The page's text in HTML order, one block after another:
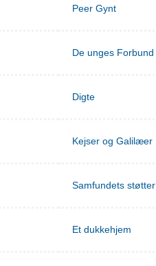
Peer Gynt
De unges Forbund
Digte
Kejser og Galilæer
Samfundets støtter
Et dukkehjem